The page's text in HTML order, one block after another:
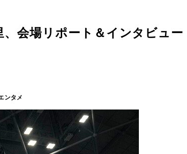
会場リポート＆インタビュ
ンタメ